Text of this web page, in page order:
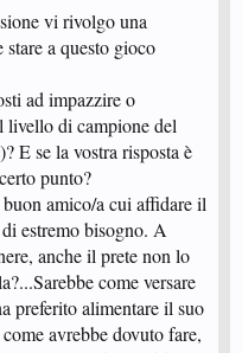
vi rivolgo una
a questo gioco
ad impazzire o
livello di campione del
E se la vostra risposta è
punto?
amico/a cui affidare il
estremo bisogno. A
anche il prete non lo
come versare
preferito alimentare il suo
avrebbe dovuto fare,